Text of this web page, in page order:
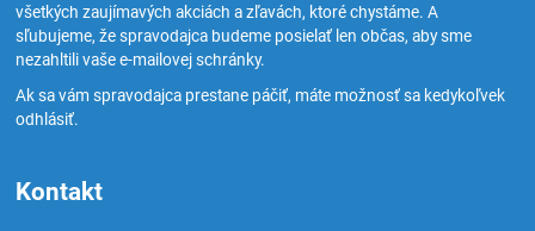
všetkých zaujímavých akciách a zľavách, ktoré chystáme. A
sľubujeme, že spravodajca budeme posielať len občas, aby sme
nezahltili vaše e-mailovej schránky.
Ak sa vám spravodajca prestane páčiť, máte možnosť sa kedykoľvek
odhlásiť.
Kontakt